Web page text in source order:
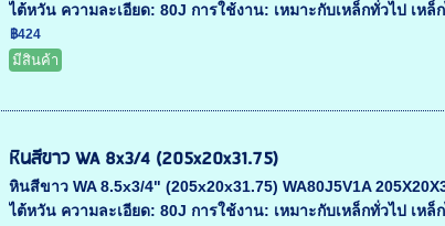
ไต้หวัน ความละเอียด: 80J การใช้งาน: เหมาะกับเหล็กทั่วไป เหล็
฿424
มีสินค้า
หินสีขาว WA 8x3/4 (205x20x31.75)
หินสีขาว WA 8.5x3/4" (205x20x31.75) WA80J5V1A
ไต้หวัน ความละเอียด: 80J การใช้งาน: เหมาะกับเหล็กทั่วไป เหล็